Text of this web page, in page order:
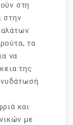
στη
στην
τα
να
της
και
με